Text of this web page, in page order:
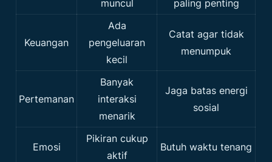
muncul
paling penting
Keuangan
Ada
pengeluaran
kecil
Catat agar tidak
menumpuk
Pertemanan
Banyak
interaksi
menarik
Jaga batas energi
sosial
Emosi
Pikiran cukup
aktif
Butuh waktu tenang